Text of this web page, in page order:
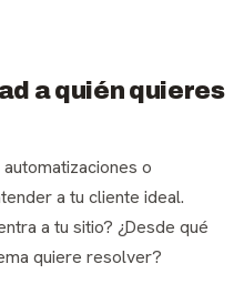
a quién quieres
o
a tu cliente ideal.
a tu sitio? ¿Desde qué
quiere resolver?